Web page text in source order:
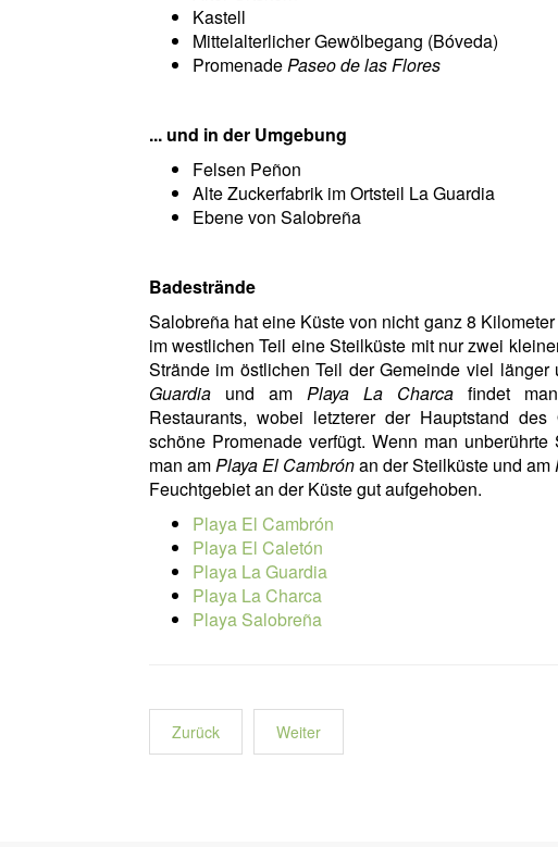
Kastell
Mittelalterlicher Gewölbegang (Bóveda)
PromenadePaseo de las Flores
... und in der Umgebung
Felsen Peñon
Alte Zuckerfabrik im Ortsteil La Guardia
Ebene von Salobreña
Badestrände
Salobreña hat eine Küste von nicht ganz 8
im westlichen Teil eine Steilküste mit nur zwei
Strände im östlichen Teil der Gemeinde viel länger
Guardiaund am Playa La Charca findet
Restaurants, wobei letzterer der Hauptstand
schöne Promenade verfügt. Wenn man
man amPlaya El Cambrónan der Steilküste und am
Feuchtgebiet an der Küste gut aufgehoben.
Playa El Cambrón
Playa El Caletón
Playa La Guardia
Playa La Charca
Playa Salobreña
Zurück Weiter